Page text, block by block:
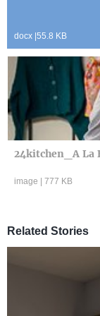
docx |55.8 KB
24kitchen_A La
image | 777 KB
Related Stories